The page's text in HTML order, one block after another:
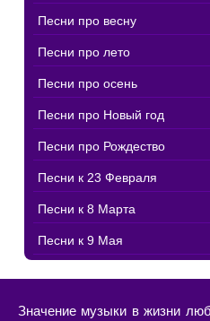
Песни про весну
Песни про лето
Песни про осень
Песни про Новый год
Песни про Рождество
Песни к 23 Февраля
Песни к 8 Марта
Песни к 9 Мая
Значение музыки в жизни